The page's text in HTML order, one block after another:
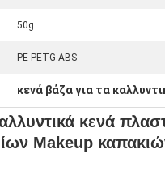
50g
PE PETG ABS
κενά βάζα για τα
κενά
Makeup